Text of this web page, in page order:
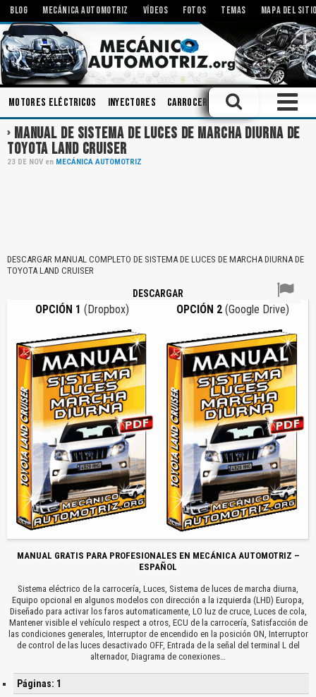
BLOG MECÁNICA AUTOMOTRIZ VÍDEOS FOTOS TEMAS MAPA DEL
Motores Eléctricos Inyectores Carrocerias Amortiguadores
MANUAL DE SISTEMA DE LUCES DE MARCHA DIURNA DE
TOYOTA LAND CRUISER
23 DE NOV en MECÁNICA AUTOMOTRIZ
DESCARGAR MANUAL COMPLETO DE SISTEMA DE LUCES DE MARCHA DIURNA DE
TOYOTA LAND CRUISER
DESCARGAR
OPCIÓN 1 (Dropbox) OPCIÓN 2 (Google Drive)
MANUAL GRATIS PARA PROFESIONALES EN MECÁNICA AUTOMOTRIZ –
ESPAÑOL
Sistema eléctrico de la carrocería, Luces, Sistema de luces de marcha diurna,
Equipo opcional en algunos modelos con dirección a la izquierda (LHD) Europa,
Diseñado para activar los faros automaticamente, LO luz de cruce, Luces de cola,
Mantener visible el vehículo respect a otros, ECU de la carrocería, Satisfacción de
las condiciones generales, Interruptor de encendido en la posición ON, Interruptor
de control de las luces desactivado OFF, Entrada de la señal del terminal L del
alternador, Diagrama de conexiones…
Páginas: 1